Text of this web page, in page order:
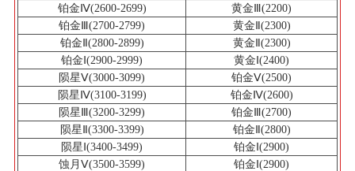
铂金Ⅳ(2600-2699)
黄金Ⅲ(2200)
铂金Ⅲ(2700-2799)
黄金Ⅱ(2300)
铂金Ⅱ(2800-2899)
黄金Ⅱ(2300)
铂金Ⅰ(2900-2999)
黄金Ⅰ(2400)
陨星Ⅴ(3000-3099)
铂金Ⅴ(2500)
陨星Ⅳ(3100-3199)
铂金Ⅳ(2600)
陨星Ⅲ(3200-3299)
铂金Ⅲ(2700)
陨星Ⅱ(3300-3399)
铂金Ⅱ(2800)
陨星Ⅰ(3400-3499)
铂金Ⅰ(2900)
蚀月Ⅴ(3500-3599)
铂金Ⅰ(2900)